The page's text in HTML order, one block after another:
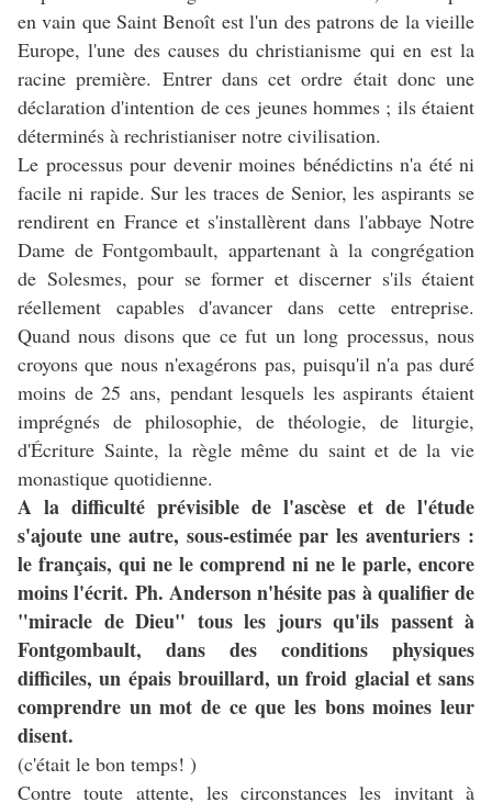
en vain que Saint Benoît est l'un des patrons de la vieille
Europe, l'une des causes du christianisme qui en est la
racine première. Entrer dans cet ordre était donc une
déclaration d'intention de ces jeunes hommes ; ils étaient
déterminés à rechristianiser notre civilisation.
Le processus pour devenir moines bénédictins n'a été ni
facile ni rapide. Sur les traces de Senior, les aspirants se
rendirent en France et s'installèrent dans l'abbaye Notre
Dame de Fontgombault, appartenant à la congrégation
de Solesmes, pour se former et discerner s'ils étaient
réellement capables d'avancer dans cette entreprise.
Quand nous disons que ce fut un long processus, nous
croyons que nous n'exagérons pas, puisqu'il n'a pas duré
moins de 25 ans, pendant lesquels les aspirants étaient
imprégnés de philosophie, de théologie, de liturgie,
d'Écriture Sainte, la règle même du saint et de la vie
monastique quotidienne.
A la difficulté prévisible de l'ascèse et de l'étude
s'ajoute une autre, sous-estimée par les aventuriers :
le français, qui ne le comprend ni ne le parle, encore
moins l'écrit. Ph. Anderson n'hésite pas à qualifier de
"miracle de Dieu" tous les jours qu'ils passent à
Fontgombault, dans des conditions physiques
difficiles, un épais brouillard, un froid glacial et sans
comprendre un mot de ce que les bons moines leur
disent.
(c'était le bon temps! )
Contre toute attente, les circonstances les invitant à